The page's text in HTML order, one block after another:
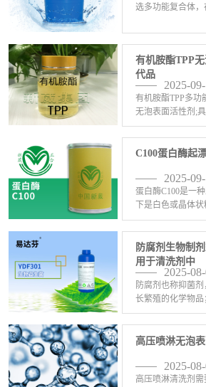
选多功能复合体
合、PH值缓冲等
用；金属缓蚀率
C、S0,等腐 <-查
有机胺酯TPP
代品
2025-
有机胺酯TPP多功
无泡表面活性剂;
氧化皮双重作用
他碱性胺类化学
品PH值的作用。
C100蛋白酶起
2025-
蛋白酶C100是一
下是白色或晶体
磷、不含重金属
属、有色金属都
属表面炭黑、黑
用。蛋白酶C100
防腐剂生物制
用于清洗剂中
2025-
防腐剂也称抑菌
长繁殖的化学物品
由新葳公司生物
益生菌制剂，大
中性除油剂、水基
高压喷淋无泡
2025-
高压喷淋清洗剂